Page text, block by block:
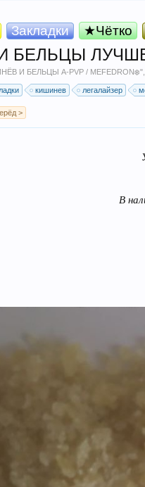
Закладки ★Чётко
БЕЛЬЦЫ
И БЕЛЬЦЫ A-PVP / MEFEDRON❄️
кишинев легалайзер
>
В